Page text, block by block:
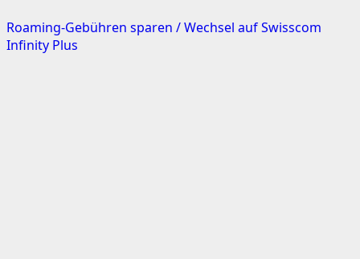
Roaming-Gebühren sparen / Wechsel auf Swisscom
Infinity Plus